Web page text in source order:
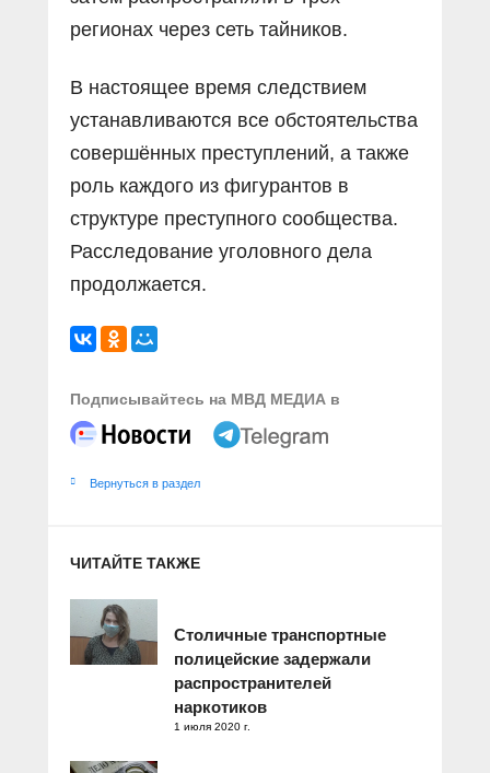
регионах через сеть тайников.
В настоящее время следствием
устанавливаются все обстоятельства
совершённых преступлений, а также
роль каждого из фигурантов в
структуре преступного сообщества.
Расследование уголовного дела
продолжается.
Подписывайтесь на МВД МЕДИА в
Вернуться в раздел
ЧИТАЙТЕ ТАКЖЕ
Столичные транспортные
полицейские задержали
распространителей
наркотиков
1 июля 2020 г.